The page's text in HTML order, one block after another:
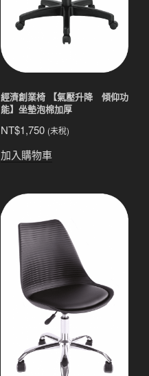
經濟創業椅 【氣壓升降 傾仰功
能】坐墊泡棉加厚
NT$1,750 (未稅)
加入購物車